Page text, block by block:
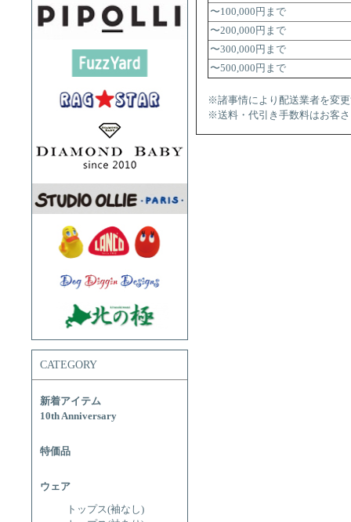
CATEGORY
新着アイテム
10th Anniversary
特価品
ウェア
トップス(袖なし)
〜100,000円まで
〜200,000円まで
〜300,000円まで
〜500,000円まで
※諸事情により配送業者を変
※送料・代引き手数料はお客